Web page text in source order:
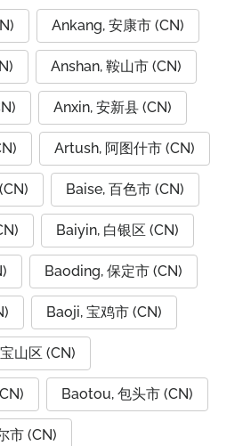
Ankang, 安康市 (CN)
Anshan, 鞍山市 (CN)
Anxin, 安新县 (CN)
Artush, 阿图什市 (CN)
Baise, 百色市 (CN)
Baiyin, 白银区 (CN)
Baoding, 保定市 (CN)
Baoji, 宝鸡市 (CN)
山区 (CN)
Baotou, 包头市 (CN)
市 (CN)